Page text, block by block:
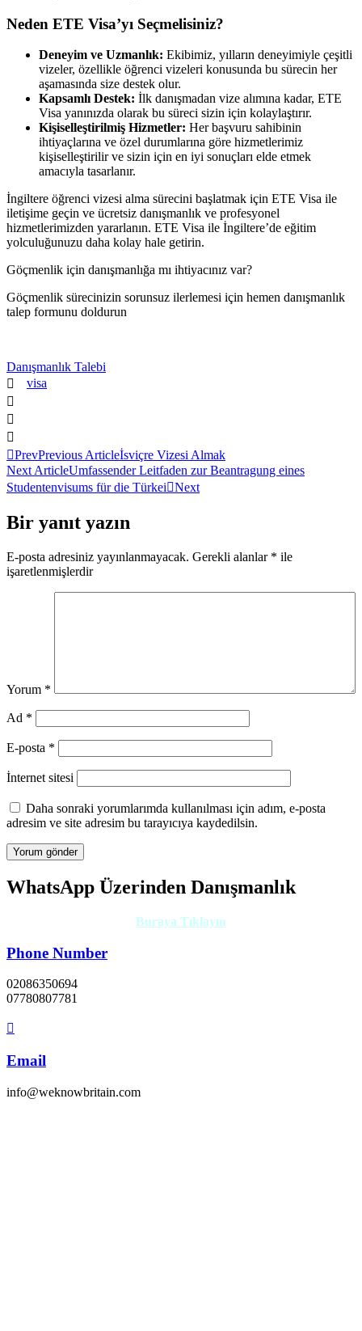
Neden ETE Visa’yı Seçmelisiniz?
Deneyim ve Uzmanlık: Ekibimiz, yılların deneyimiyle çeşitli
vizeler, özellikle öğrenci vizeleri konusunda bu sürecin her
aşamasında size destek olur.
Kapsamlı Destek: İlk danışmadan vize alımına kadar, ETE
Visa yanınızda olarak bu süreci sizin için kolaylaştırır.
Kişiselleştirilmiş Hizmetler: Her başvuru sahibinin
ihtiyaçlarına ve özel durumlarına göre hizmetlerimiz
kişiselleştirilir ve sizin için en iyi sonuçları elde etmek
amacıyla tasarlanır.
İngiltere öğrenci vizesi alma sürecini başlatmak için ETE Visa ile
iletişime geçin ve ücretsiz danışmanlık ve profesyonel
hizmetlerimizden yararlanın. ETE Visa ile İngiltere’de eğitim
yolculuğunuzu daha kolay hale getirin.
Göçmenlik için danışmanlığa mı ihtiyacınız var?
Göçmenlik sürecinizin sorunsuz ilerlemesi için hemen danışmanlık
talep formunu doldurun
Danışmanlık Talebi
visa
PrevPrevious Articleİsviçre Vizesi Almak
Next ArticleUmfassender Leitfaden zur Beantragung eines
Studentenvisums für die Türkei
Next
Bir yanıt yazın
E-posta adresiniz yayınlanmayacak. Gerekli alanlar * ile
işaretlenmişlerdir
Yorum *
Ad *
E-posta *
İnternet sitesi
Daha sonraki yorumlarımda kullanılması için adım, e-posta
adresim ve site adresim bu tarayıcıya kaydedilsin.
WhatsApp Üzerinden Danışmanlık
Buraya Tıklayın
Phone Number
02086350694
07780807781
Email
info@weknowbritain.com